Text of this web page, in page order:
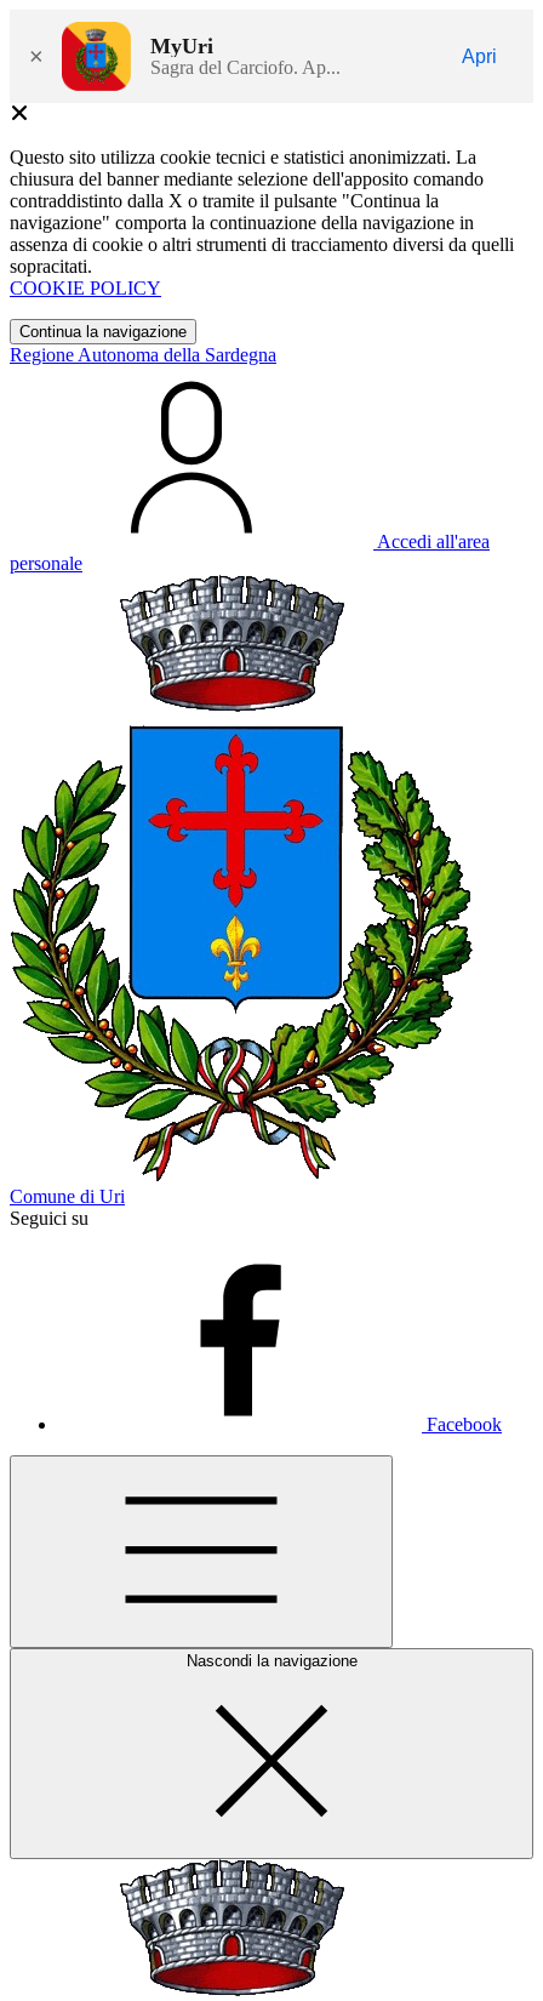
× MyUri
Sagra del Carciofo. Ap...
Apri
Questo sito utilizza cookie tecnici e statistici anonimizzati. La
chiusura del banner mediante selezione dell'apposito comando
contraddistinto dalla X o tramite il pulsante "Continua la
navigazione" comporta la continuazione della navigazione in
assenza di cookie o altri strumenti di tracciamento diversi da quelli
sopracitati.
COOKIE POLICY
Continua la navigazione
Regione Autonoma della Sardegna
Accedi all'area
personale
Comune di Uri
Seguici su
Facebook
Nascondi la navigazione